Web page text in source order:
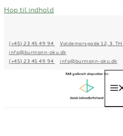
Hop til indhold
(+45) 23 45 49 94
Valdemarsgade 12, 3.
info@burmann-aku.dk
(+45) 23 45 49 94
info@burmann-aku.dk